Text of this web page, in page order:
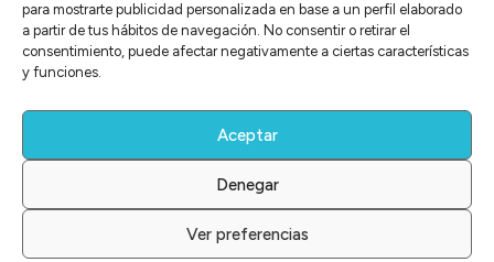
para mostrarte publicidad personalizada en base a un perfil elaborado
a partir de tus hábitos de navegación. No consentir o retirar el
consentimiento, puede afectar negativamente a ciertas características
y funciones.
Aceptar
Denegar
Ver preferencias